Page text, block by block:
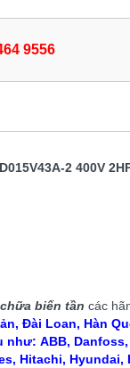
9556
2 400V
biến tần các
Đài Loan, Hàn
như: ABB,
Hitachi, Hyundai,